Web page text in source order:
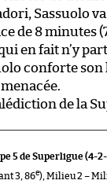
Sassuolo
de 8 minutes
en fait n’y
conforte
de la
5 de Superligue (4-2-
3, 86e), Milieu 2 –